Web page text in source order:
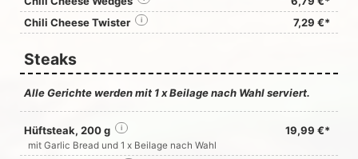
Chili Cheese Twister 7,29 €*
i
Steaks
Alle Gerichte werden mit 1 x Beilage nach Wahl serviert.
Hüftsteak, 200 g 19,99 €*
i
mit Garlic Bread und 1 x Beilage nach Wahl